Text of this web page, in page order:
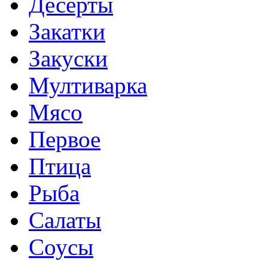
Закатки
Закуски
Мултиварка
Мясо
Первое
Птица
Рыба
Салаты
Соусы